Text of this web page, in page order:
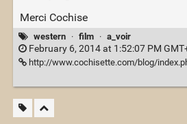
Merci Cochise
western · film · a_voir
February 6, 2014 at 1:52:07 PM
http://www.cochisette.com/blog/